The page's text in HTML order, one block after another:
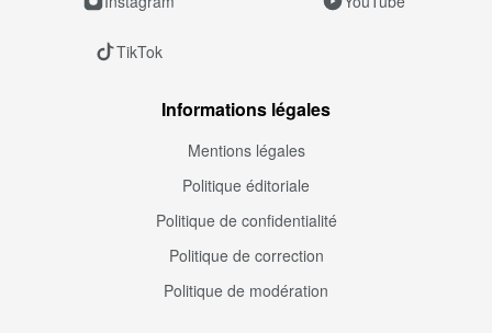
TikTok
Informations légales
Mentions légales
Politique éditoriale
Politique de confidentialité
Politique de correction
Politique de modération